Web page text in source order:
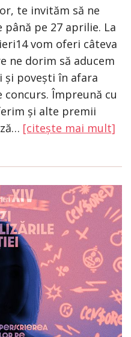
te invităm să ne
pe 27 aprilie. La
vom oferi câteva
ne dorim să aducem
și povești în afara
Împreună cu
și alte premii
[citește mai mult]